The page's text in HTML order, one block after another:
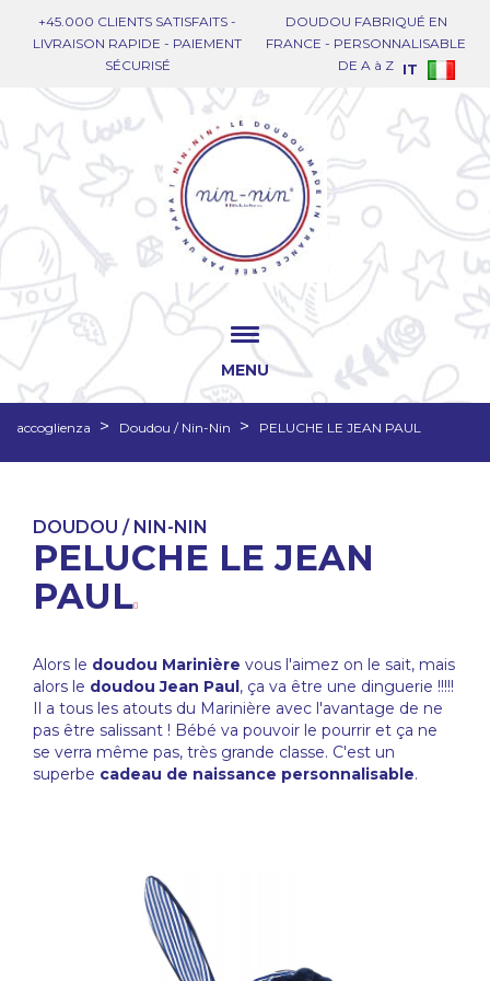
+45.000 CLIENTS SATISFAITS -
LIVRAISON RAPIDE - PAIEMENT
SÉCURISÉ
DOUDOU FABRIQUÉ EN
FRANCE - PERSONNALISABLE
DE A à Z IT
MENU
accoglienza Doudou / Nin-Nin PELUCHE LE JEAN PAUL
DOUDOU / NIN-NIN
PELUCHE LE JEAN
PAUL
Alors le doudou Marinière vous l'aimez on le sait, mais
alors le doudou Jean Paul , ça va être une dinguerie !!!!!
Il a tous les atouts du Marinière avec l'avantage de ne
pas être salissant ! Bébé va pouvoir le pourrir et ça ne
se verra même pas, très grande classe. C'est un
superbe cadeau de naissance personnalisable.